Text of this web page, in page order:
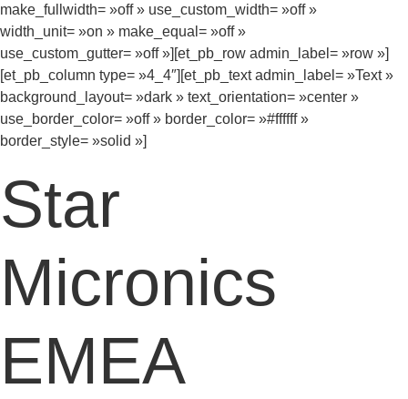
make_fullwidth= »off » use_custom_width= »off »
width_unit= »on » make_equal= »off »
use_custom_gutter= »off »][et_pb_row admin_label= »row »]
[et_pb_column type= »4_4″][et_pb_text admin_label= »Text »
background_layout= »dark » text_orientation= »center »
use_border_color= »off » border_color= »#ffffff »
border_style= »solid »]
Star
Micronics
EMEA